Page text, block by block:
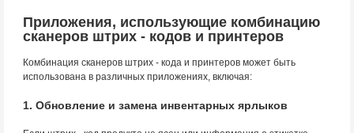
Приложения, использующие комбинацию
сканеров штрих - кодов и принтеров
Комбинация сканеров штрих - кода и принтеров может быть
использована в различных приложениях, включая:
1. Обновление и замена инвентарных ярлыков